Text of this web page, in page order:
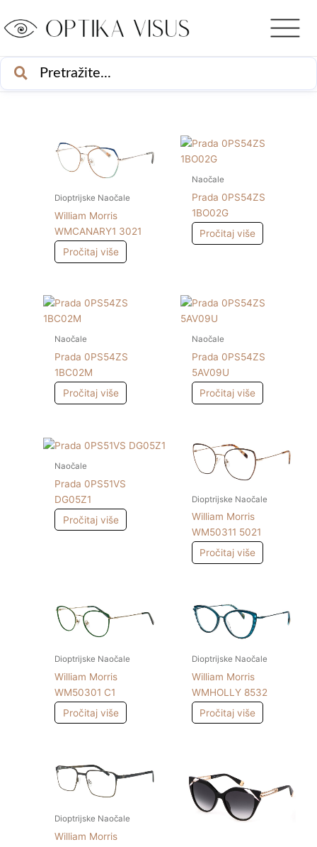
to
content
Dioptrijske Naočale
William Morris
WMCANARY1 3021
Pročitaj više
Naočale
Prada 0PS54ZS
1BO02G
Pročitaj više
Naočale
Prada 0PS54ZS
1BC02M
Pročitaj više
Naočale
Prada 0PS54ZS
5AV09U
Pročitaj više
Naočale
Prada 0PS51VS
DG05Z1
Pročitaj više
Dioptrijske Naočale
William Morris
WM50311 5021
Pročitaj više
Dioptrijske Naočale
William Morris
WM50301 C1
Pročitaj više
Dioptrijske Naočale
William Morris
WMHOLLY 8532
Pročitaj više
Dioptrijske Naočale
William Morris